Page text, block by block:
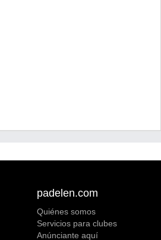
padelen.com
Quiénes somos
Servicios para clubes
Anúnciante aquí